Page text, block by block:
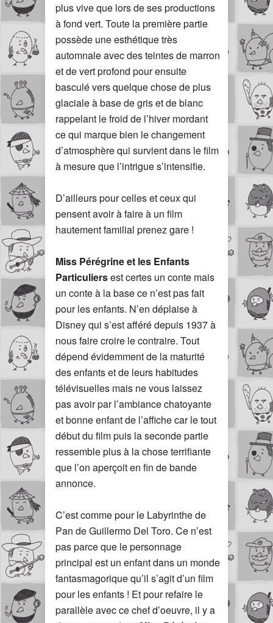
plus vive que lors de ses productions
à fond vert. Toute la première partie
possède une esthétique très
automnale avec des teintes de marron
et de vert profond pour ensuite
basculé vers quelque chose de plus
glaciale à base de gris et de blanc
rappelant le froid de l’hiver mordant
ce qui marque bien le changement
d’atmosphère qui survient dans le film
à mesure que l’intrigue s’intensifie.
D’ailleurs pour celles et ceux qui
pensent avoir à faire à un film
hautement familial prenez gare !
Miss Pérégrine et les Enfants
Particuliersest certes un conte mais
un conte à la base ce n’est pas fait
pour les enfants. N’en déplaise à
Disney qui s’est afféré depuis 1937 à
nous faire croire le contraire. Tout
dépend évidemment de la maturité
des enfants et de leurs habitudes
télévisuelles mais ne vous laissez
pas avoir par l’ambiance chatoyante
et bonne enfant de l’affiche car le tout
début du film puis la seconde partie
ressemble plus à la chose terrifiante
que l’on aperçoit en fin de bande
annonce.
C’est comme pour le Labyrinthe de
Pan de Guillermo Del Toro. Ce n’est
pas parce que le personnage
principal est un enfant dans un monde
fantasmagorique qu’il s’agit d’un film
pour les enfants ! Et pour refaire le
parallèle avec ce chef d’oeuvre, il y a